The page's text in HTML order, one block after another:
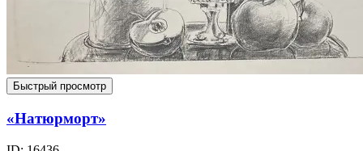
Быстрый просмотр
«Натюрморт»